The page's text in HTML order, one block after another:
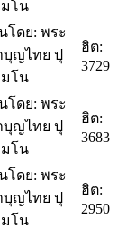
โน
โดย: พระ
บุญไทย ปุ
โน
ฮิต:
3729
โดย: พระ
บุญไทย ปุ
โน
ฮิต:
3683
โดย: พระ
บุญไทย ปุ
โน
ฮิต:
2950